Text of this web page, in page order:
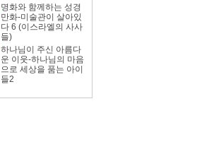
명화와 함께하는 성경
만화-미술관이 살아있
다 6 (이스라엘의 사사
들)
하나님이 주신 아름다
운 이웃-하나님의 마음
으로 세상을 품는 아이
들2